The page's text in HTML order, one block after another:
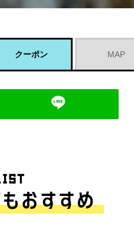
クーポン MAP